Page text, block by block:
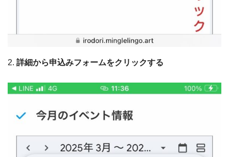
2. 詳細から申込みフォームをクリックする